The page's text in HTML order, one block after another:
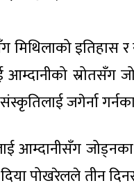
मिथिलाको
आम्दानीको स्रोतसँग
‘संस्कृतिलाई जगेर्ना
आम्दानीसँग
पोखरेलले तीन